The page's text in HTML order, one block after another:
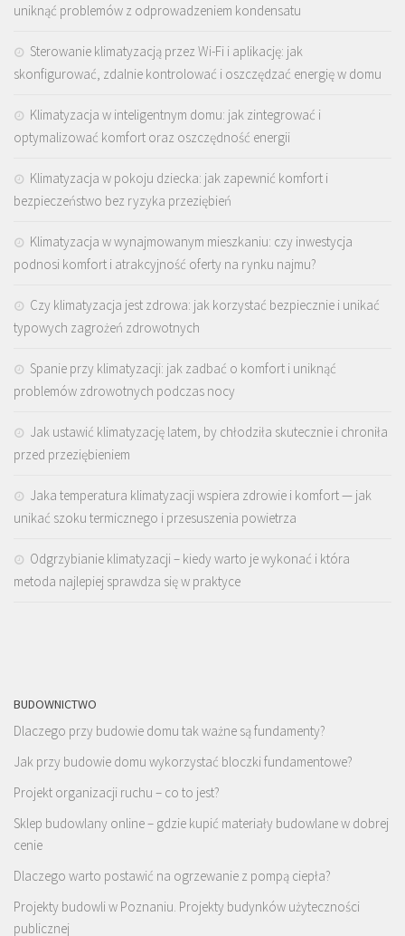
uniknąć problemów z odprowadzeniem kondensatu
Sterowanie klimatyzacją przez Wi-Fi i aplikację: jak
skonfigurować, zdalnie kontrolować i oszczędzać energię w domu
Klimatyzacja w inteligentnym domu: jak zintegrować i
optymalizować komfort oraz oszczędność energii
Klimatyzacja w pokoju dziecka: jak zapewnić komfort i
bezpieczeństwo bez ryzyka przeziębień
Klimatyzacja w wynajmowanym mieszkaniu: czy inwestycja
podnosi komfort i atrakcyjność oferty na rynku najmu?
Czy klimatyzacja jest zdrowa: jak korzystać bezpiecznie i unikać
typowych zagrożeń zdrowotnych
Spanie przy klimatyzacji: jak zadbać o komfort i uniknąć
problemów zdrowotnych podczas nocy
Jak ustawić klimatyzację latem, by chłodziła skutecznie i chroniła
przed przeziębieniem
Jaka temperatura klimatyzacji wspiera zdrowie i komfort — jak
unikać szoku termicznego i przesuszenia powietrza
Odgrzybianie klimatyzacji – kiedy warto je wykonać i która
metoda najlepiej sprawdza się w praktyce
BUDOWNICTWO
Dlaczego przy budowie domu tak ważne są fundamenty?
Jak przy budowie domu wykorzystać bloczki fundamentowe?
Projekt organizacji ruchu – co to jest?
Sklep budowlany online – gdzie kupić materiały budowlane w dobrej
cenie
Dlaczego warto postawić na ogrzewanie z pompą ciepła?
Projekty budowli w Poznaniu. Projekty budynków użyteczności
publicznej